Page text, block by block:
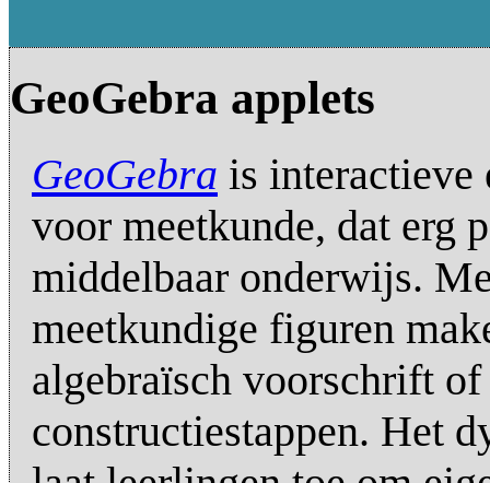
GeoGebra applets
GeoGebra is interactieve
voor meetkunde, dat erg
middelbaar onderwijs.
meetkundige figuren
algebraïsch voorschrift
constructiestappen. Het